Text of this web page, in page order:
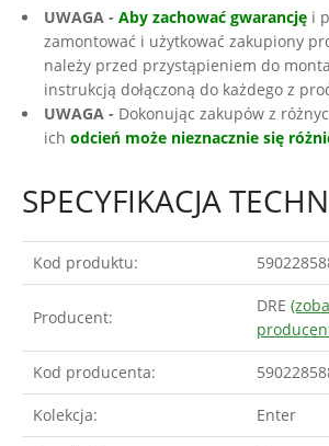
UWAGA - Aby zachować gwarancję i
zamontować i użytkować zakupiony
należy przed przystąpieniem do
instrukcją dołączoną do każdego z
UWAGA - Dokonując zakupów z
ich odcień może nieznacznie się
SPECYFIKACJA
Kod produktu:
Producent:
DRE
Kod producenta:
Kolekcja: Enter